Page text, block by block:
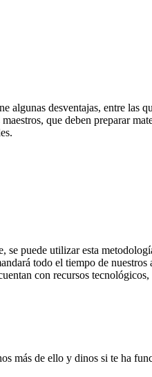
algunas desventajas, entre las
que deben preparar
se puede utilizar esta
todo el tiempo de
con recursos
más de ello y dinos si te ha